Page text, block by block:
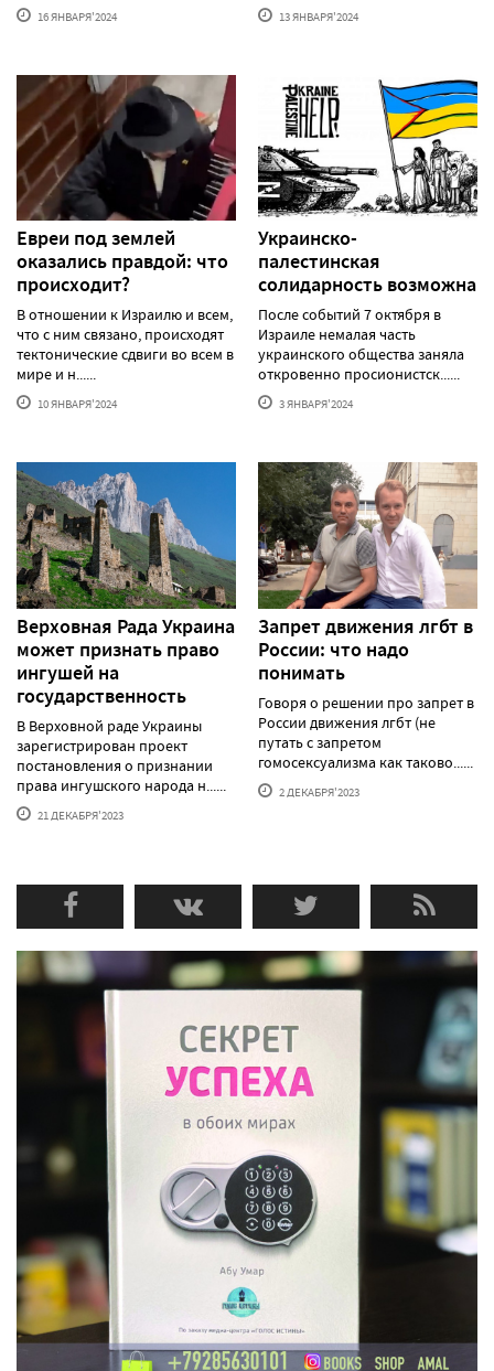
16 ЯНВАРЯ'2024 13 ЯНВАРЯ'2024
Евреи под землей
оказались правдой: что
происходит?
В отношении к Израилю и всем,
что с ним связано, происходят
тектонические сдвиги во всем в
мире и н......
10 ЯНВАРЯ'2024
Украинско-
палестинская
солидарность возможна
После событий 7 октября в
Израиле немалая часть
украинского общества заняла
откровенно просионистск......
3 ЯНВАРЯ'2024
Верховная Рада Украина
может признать право
ингушей на
государственность
В Верховной раде Украины
зарегистрирован проект
постановления о признании
права ингушского народа н......
21 ДЕКАБРЯ'2023
Запрет движения лгбт в
России: что надо
понимать
Говоря о решении про запрет в
России движения лгбт (не
путать с запретом
гомосексуализма как таково......
2 ДЕКАБРЯ'2023